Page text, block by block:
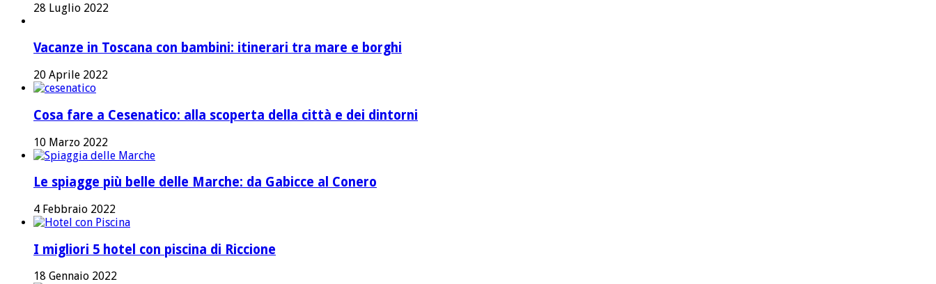
28 Luglio 2022
Vacanze in Toscana con bambini: itinerari tra mare e borghi
20 Aprile 2022
Cosa fare a Cesenatico: alla scoperta della città e dei dintorni
10 Marzo 2022
Le spiagge più belle delle Marche: da Gabicce al Conero
4 Febbraio 2022
I migliori 5 hotel con piscina di Riccione
18 Gennaio 2022